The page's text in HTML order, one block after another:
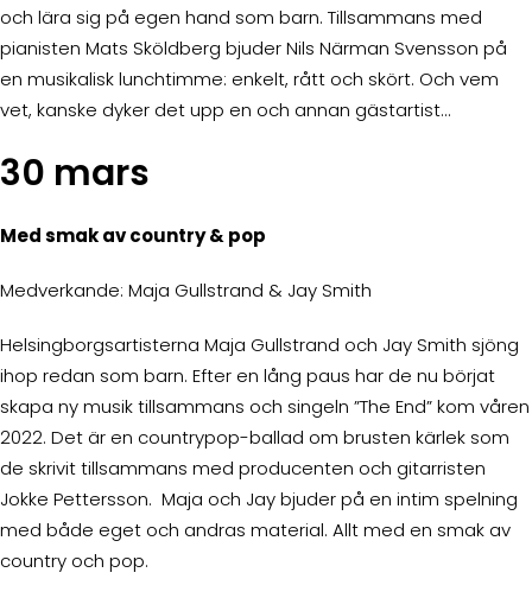
och lära sig på egen hand som barn. Tillsammans med
pianisten Mats Sköldberg bjuder Nils Närman Svensson på
en musikalisk lunchtimme: enkelt, rått och skört. Och vem
vet, kanske dyker det upp en och annan gästartist…
30 mars
Med smak av country & pop
Medverkande: Maja Gullstrand & Jay Smith
Helsingborgsartisterna Maja Gullstrand och Jay Smith sjöng
ihop redan som barn. Efter en lång paus har de nu börjat
skapa ny musik tillsammans och singeln ”The End” kom våren
2022. Det är en countrypop-ballad om brusten kärlek som
de skrivit tillsammans med producenten och gitarristen
Jokke Pettersson. Maja och Jay bjuder på en intim spelning
med både eget och andras material. Allt med en smak av
country och pop.